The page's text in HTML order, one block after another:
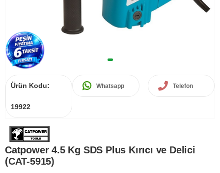
Ürün Kodu:
19922
Whatsapp Telefon
Catpower 4.5 Kg SDS Plus Kırıcı ve Delici
(CAT-5915)